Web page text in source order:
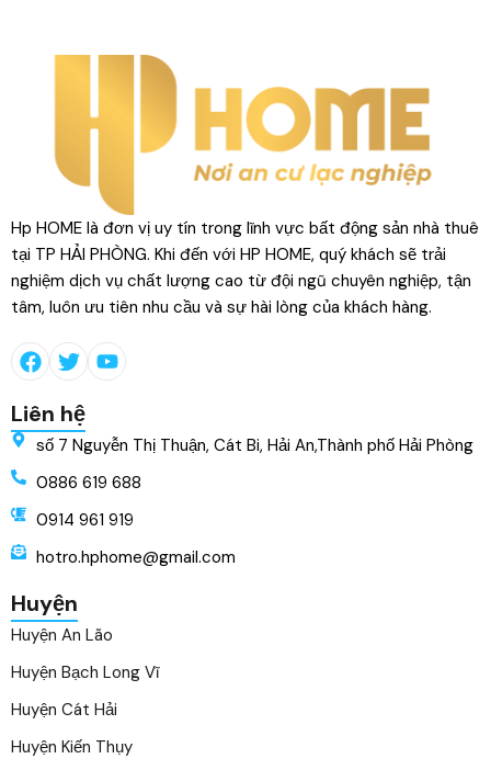
Hp HOME là đơn vị uy tín trong lĩnh vực bất động sản nhà thuê
tại TP HẢI PHÒNG. Khi đến với HP HOME, quý khách sẽ trải
nghiệm dịch vụ chất lượng cao từ đội ngũ chuyên nghiệp, tận
tâm, luôn ưu tiên nhu cầu và sự hài lòng của khách hàng.
Liên hệ
số 7 Nguyễn Thị Thuận, Cát Bi, Hải An,Thành phố Hải Phòng
0886 619 688
0914 961 919
hotro.hphome@gmail.com
Huyện
Huyện An Lão
Huyện Bạch Long Vĩ
Huyện Cát Hải
Huyện Kiến Thụy